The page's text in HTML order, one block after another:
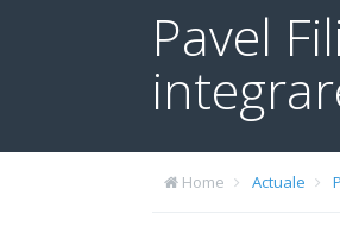
Pavel
Home Actuale